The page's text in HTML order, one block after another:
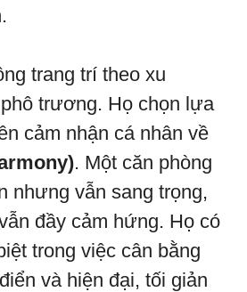
trang trí theo xu
trương. Họ chọn lựa
cảm nhận cá nhân về
. Một căn phòng
nhưng vẫn sang trọng,
đầy cảm hứng. Họ có
trong việc cân bằng
và hiện đại, tối giản